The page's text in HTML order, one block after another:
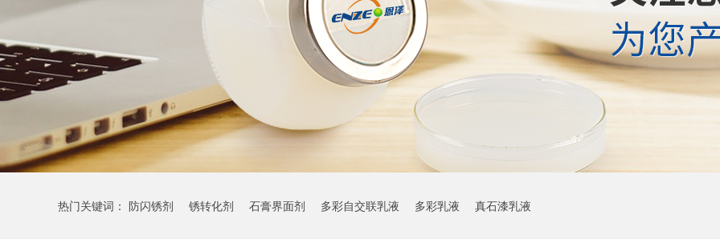
热门关键词： 防闪锈剂 锈转化剂 石膏界面剂 多彩自交联乳液 多彩乳液 真石漆乳液